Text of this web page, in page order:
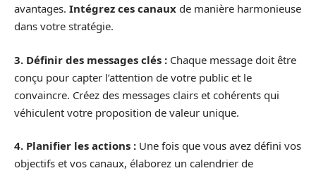
avantages. Intégrez ces canaux de manière harmonieuse
dans votre stratégie.
3. Définir des messages clés : Chaque message doit être
conçu pour capter l’attention de votre public et le
convaincre. Créez des messages clairs et cohérents qui
véhiculent votre proposition de valeur unique.
4. Planifier les actions : Une fois que vous avez défini vos
objectifs et vos canaux, élaborez un calendrier de